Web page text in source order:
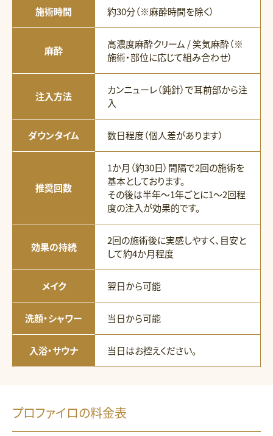
施術時間 約30分（※麻酔時間を除く）
麻酔
高濃度麻酔クリーム / 笑気麻酔（※
施術・部位に応じて組み合わせ）
注入方法
カンニューレ（鈍針）で耳前部から注
入
ダウンタイム 数日程度（個人差があります）
推奨回数
1か月（約30日）間隔で2回の施術を
基本としております。
その後は半年〜1年ごとに1〜2回程
度の注入が効果的です。
効果の持続
2回の施術後に実感しやすく、目安と
して約4か月程度
メイク 翌日から可能
洗顔・シャワー 当日から可能
入浴・サウナ 当日はお控えください。
プロファイロの料金表